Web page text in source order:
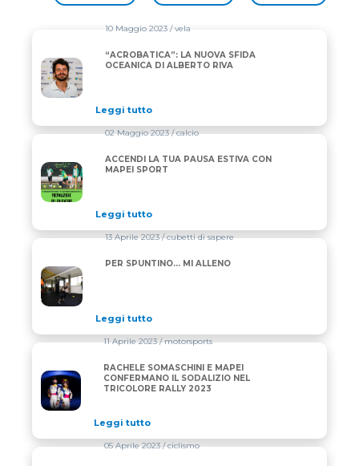
“ACROBATICA”: LA NUOVA SFIDA OCEANICA DI
10 Maggio 2023/ vela
“ACROBATICA”: LA NUOVA SFIDA
OCEANICA DI ALBERTO RIVA
Leggi tutto
ACCENDI LA TUA PAUSA ESTIVA CON MAPEI SPORT
02 Maggio 2023/ calcio
ACCENDI LA TUA PAUSA ESTIVA CON
MAPEI SPORT
Leggi tutto
PER SPUNTINO… MI ALLENO
13 Aprile 2023/ cubetti di sapere
PER SPUNTINO… MI ALLENO
Leggi tutto
RACHELE SOMASCHINI E MAPEI CONFERMANO IL
11 Aprile 2023/ motorsports
RACHELE SOMASCHINI E MAPEI
CONFERMANO IL SODALIZIO NEL
TRICOLORE RALLY 2023
Leggi tutto
05 Aprile 2023/ ciclismo